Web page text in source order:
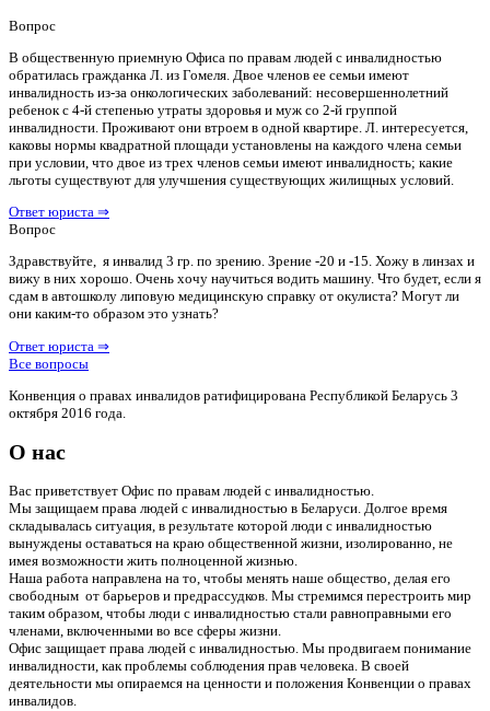
Вопрос
В общественную приемную Офиса по правам людей с инвалидностью
обратилась гражданка Л. из Гомеля. Двое членов ее семьи имеют
инвалидность из-за онкологических заболеваний: несовершеннолетний
ребенок с 4-й степенью утраты здоровья и муж со 2-й группой
инвалидности. Проживают они втроем в одной квартире. Л. интересуется,
каковы нормы квадратной площади установлены на каждого члена семьи
при условии, что двое из трех членов семьи имеют инвалидность; какие
льготы существуют для улучшения существующих жилищных условий.
Ответ юриста ⇒
Вопрос
Здравствуйте, я инвалид 3 гр. по зрению. Зрение -20 и -15. Хожу в линзах и
вижу в них хорошо. Очень хочу научиться водить машину. Что будет, если я
сдам в автошколу липовую медицинскую справку от окулиста? Могут ли
они каким-то образом это узнать?
Ответ юриста ⇒
Все вопросы
Конвенция о правах инвалидов ратифицирована Республикой Беларусь 3
октября 2016 года.
О нас
Вас приветствует Офис по правам людей с инвалидностью.
Мы защищаем права людей с инвалидностью в Беларуси. Долгое время
складывалась ситуация, в результате которой люди с инвалидностью
вынуждены оставаться на краю общественной жизни, изолированно, не
имея возможности жить полноценной жизнью.
Наша работа направлена на то, чтобы менять наше общество, делая его
свободным от барьеров и предрассудков. Мы стремимся перестроить мир
таким образом, чтобы люди с инвалидностью стали равноправными его
членами, включенными во все сферы жизни.
Офис защищает права людей с инвалидностью. Мы продвигаем понимание
инвалидности, как проблемы соблюдения прав человека. В своей
деятельности мы опираемся на ценности и положения Конвенции о правах
инвалидов.